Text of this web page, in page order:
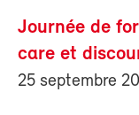
Journée de
care et
25 septembre